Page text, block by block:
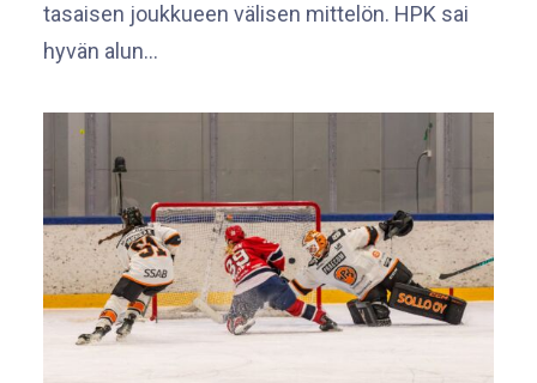
tasaisen joukkueen välisen mittelön. HPK sai
hyvän alun…